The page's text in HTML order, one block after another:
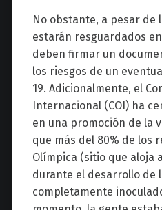
No obstante, a pesar de
estarán resguardados
deben firmar un
los riesgos de un
19. Adicionalmente, el
Internacional (COI) ha
en una promoción de la
que más del 80% de los
Olímpica (sitio que aloja
durante el desarrollo de
completamente